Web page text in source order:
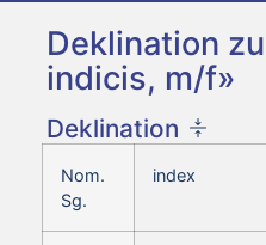
Deklination
indicis, m/f»
Deklination
Nom.
Sg.
index